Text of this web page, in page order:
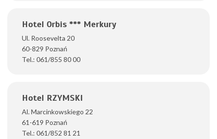
Hotel Orbis *** Merkury
Ul. Roosevelta 20
60-829 Poznań
Tel.: 061/855 80 00
Hotel RZYMSKI
Al. Marcinkowskiego 22
61-619 Poznań
Tel.: 061/852 81 21